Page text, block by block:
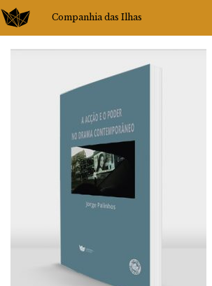
Companhia das Ilhas